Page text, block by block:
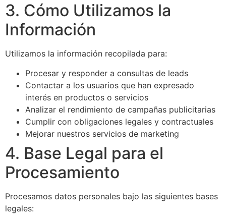
3. Cómo Utilizamos la
Información
Utilizamos la información recopilada para:
Procesar y responder a consultas de leads
Contactar a los usuarios que han expresado
interés en productos o servicios
Analizar el rendimiento de campañas publicitarias
Cumplir con obligaciones legales y contractuales
Mejorar nuestros servicios de marketing
4. Base Legal para el
Procesamiento
Procesamos datos personales bajo las siguientes bases
legales: